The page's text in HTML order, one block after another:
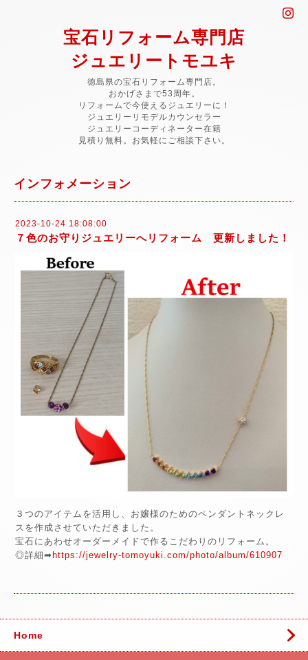
宝石リフォーム専門店
ジュエリートモユキ
徳島県の宝石リフォーム専門店。
おかげさまで53周年。
リフォームで今使えるジュエリーに！
ジュエリーリモデルカウンセラー
ジュエリーコーディネーター在籍
見積り無料。お気軽にご相談下さい。
インフォメーション
2023-10-24 18:08:00
７色のお守りジュエリーへリフォーム 更新しました！
３つのアイテムを活用し、お嬢様のためのペンダントネックレ
スを作成させていただきました。
宝石にあわせオーダーメイドで作るこだわりのリフォーム。
◎詳細➡https://jewelry-tomoyuki.com/photo/album/610907
Home